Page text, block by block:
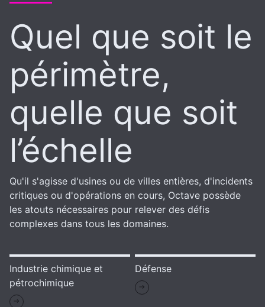
Quel que soit le
périmètre,
quelle que soit
l’échelle
Qu'il s'agisse d'usines ou de villes entières, d'incidents
critiques ou d'opérations en cours, Octave possède
les atouts nécessaires pour relever des défis
complexes dans tous les domaines.
Industrie chimique et
pétrochimique
Défense